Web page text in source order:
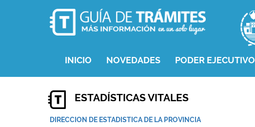
INICIO NOVEDADES PODER EJECUTIVO
ESTADÍSTICAS VITALES
DIRECCION DE ESTADISTICA DE LA PROVINCIA